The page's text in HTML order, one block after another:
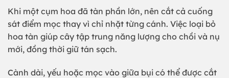
Khi một cụm hoa đã tàn phần lớn, nên cắt cả cuống
sát điểm mọc thay vì chỉ nhặt từng cánh. Việc loại bỏ
hoa tàn giúp cây tập trung năng lượng cho chồi và nụ
mới, đồng thời giữ tán sạch.
Cành dài, yếu hoặc mọc vào giữa bụi có thể được cắt